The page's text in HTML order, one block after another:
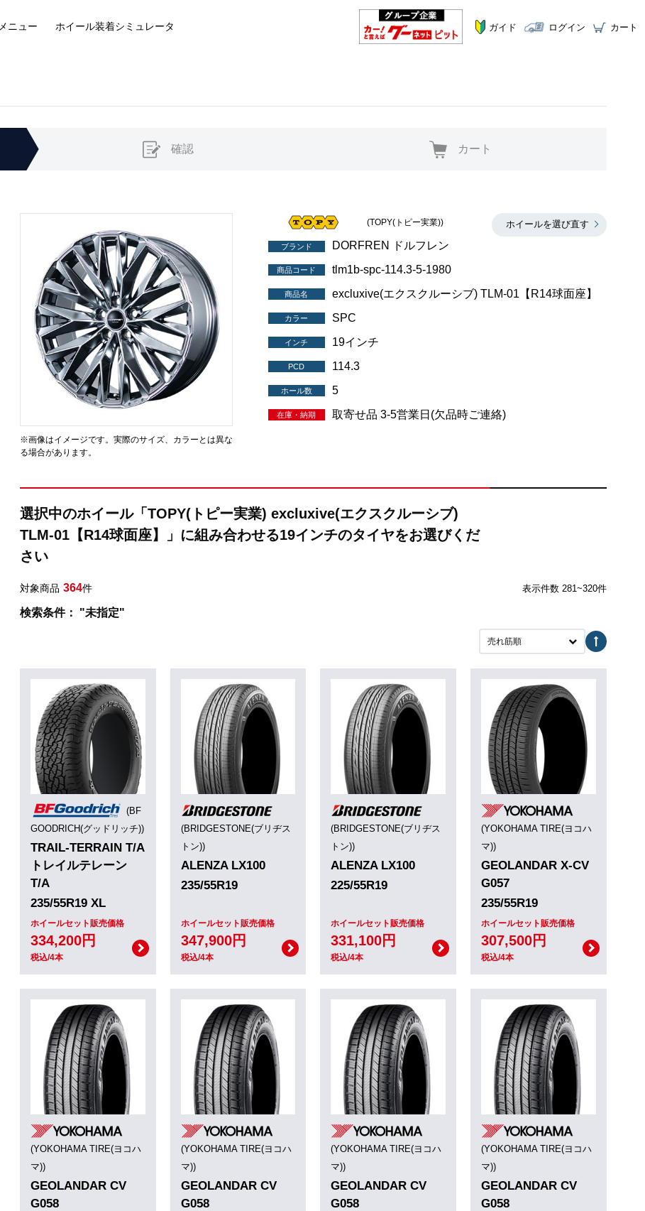
メニュー ホイール装着シミュレータ ガイド ログイン カート
確認 カート
※画像はイメージです。実際のサイズ、カラーとは異な
る場合があります。
ホイールを選び直す
(TOPY(トピー実業))
ブランド DORFREN ドルフレン
商品コード tlm1b-spc-114.3-5-1980
商品名 excluxive(エクスクルーシブ) TLM-01【R14球面座】
カラー SPC
インチ 19インチ
PCD 114.3
ホール数 5
在庫・納期 取寄せ品 3-5営業日(欠品時ご連絡)
選択中のホイール「TOPY(トピー実業) excluxive(エクスクルーシブ)
TLM-01【R14球面座】」に組み合わせる19インチのタイヤをお選びくだ
さい
対象商品 364件 表示件数 281~320件
検索条件： "未指定"
売れ筋順
(BF
GOODRICH(グッドリッチ))
TRAIL-TERRAIN T/A
トレイルテレーン
T/A
235/55R19 XL
ホイールセット販売価格
334,200円
税込/4本
(BRIDGESTONE(ブリヂス
トン))
ALENZA LX100
235/55R19
ホイールセット販売価格
347,900円
税込/4本
(BRIDGESTONE(ブリヂス
トン))
ALENZA LX100
225/55R19
ホイールセット販売価格
331,100円
税込/4本
(YOKOHAMA TIRE(ヨコハ
マ))
GEOLANDAR X-CV
G057
235/55R19
ホイールセット販売価格
307,500円
税込/4本
(YOKOHAMA TIRE(ヨコハ
マ))
GEOLANDAR CV
G058
(YOKOHAMA TIRE(ヨコハ
マ))
GEOLANDAR CV
G058
(YOKOHAMA TIRE(ヨコハ
マ))
GEOLANDAR CV
G058
(YOKOHAMA TIRE(ヨコハ
マ))
GEOLANDAR CV
G058